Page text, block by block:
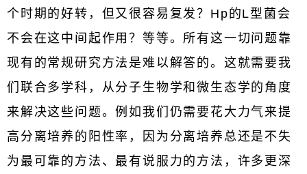
个时期的好转，但又很容易复发？Hp的L型菌会
不会在这中间起作用？等等。所有这一切问题靠
现有的常规研究方法是难以解答的。这就需要我
们联合多学科，从分子生物学和微生态学的角度
来解决这些问题。例如我们仍需要花大力气来提
高分离培养的阳性率，因为分离培养总还是不失
为最可靠的方法、最有说服力的方法，许多更深